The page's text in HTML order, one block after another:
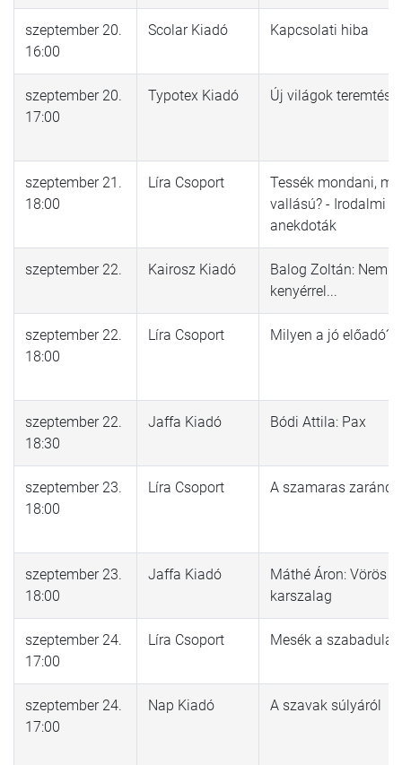
szeptember 20.
16:00
Scolar Kiadó Kapcsolati hiba
szeptember 20.
17:00
Typotex Kiadó Új világok teremtése
szeptember 21.
18:00
Líra Csoport
Tessék mondani,
vallású? - Irodalmi
anekdoták
szeptember 22. Kairosz Kiadó
Balog Zoltán: Nem
kenyérrel...
szeptember 22.
18:00
Líra Csoport Milyen a jó előadó?
szeptember 22.
18:30
Jaffa Kiadó Bódi Attila: Pax
szeptember 23.
18:00
Líra Csoport A szamaras
szeptember 23.
18:00
Jaffa Kiadó
Máthé Áron: Vörös
karszalag
szeptember 24.
17:00
Líra Csoport Mesék a
szeptember 24.
17:00
Nap Kiadó A szavak súlyáról